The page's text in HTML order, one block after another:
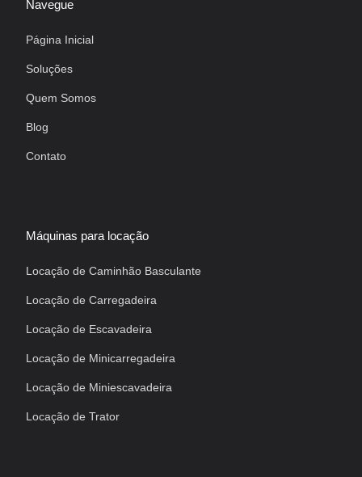
Navegue
Página Inicial
Soluções
Quem Somos
Blog
Contato
Máquinas para locação
Locação de Caminhão Basculante
Locação de Carregadeira
Locação de Escavadeira
Locação de Minicarregadeira
Locação de Miniescavadeira
Locação de Trator